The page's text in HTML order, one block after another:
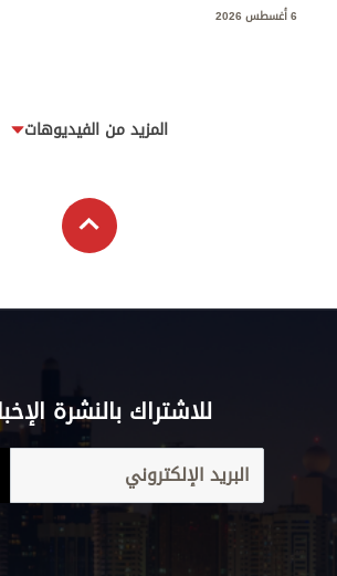
6 أغسطس 2026
المزيد من الفيديوهات
للاشتراك بالنشرة